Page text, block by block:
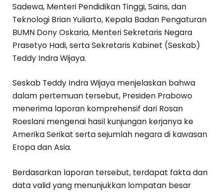
Sadewa, Menteri Pendidikan Tinggi, Sains, dan
Teknologi Brian Yuliarto, Kepala Badan Pengaturan
BUMN Dony Oskaria, Menteri Sekretaris Negara
Prasetyo Hadi, serta Sekretaris Kabinet (Seskab)
Teddy Indra Wijaya.
Seskab Teddy Indra Wijaya menjelaskan bahwa
dalam pertemuan tersebut, Presiden Prabowo
menerima laporan komprehensif dari Rosan
Roeslani mengenai hasil kunjungan kerjanya ke
Amerika Serikat serta sejumlah negara di kawasan
Eropa dan Asia.
Berdasarkan laporan tersebut, terdapat fakta dan
data valid yang menunjukkan lompatan besar